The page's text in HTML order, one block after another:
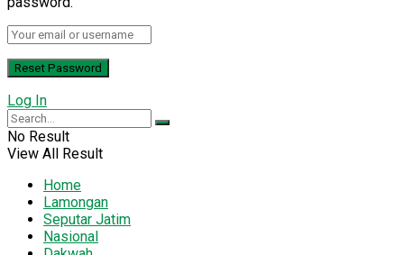
Log In
No Result
View All Result
Home
Lamongan
Seputar Jatim
Nasional